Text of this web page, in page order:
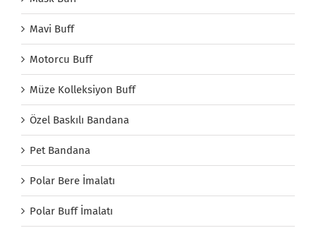
Mavi Buff
Motorcu Buff
Müze Kolleksiyon Buff
Özel Baskılı Bandana
Pet Bandana
Polar Bere İmalatı
Polar Buff İmalatı